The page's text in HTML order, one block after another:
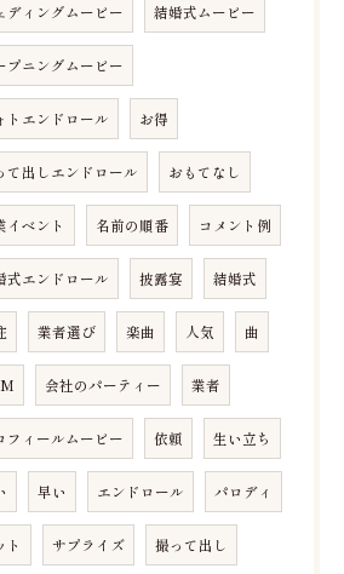
ディングムービー 結婚式ムービー
プニングムービー
トエンドロール お得
て出しエンドロール おもてなし
イベント 名前の順番 コメント例
式エンドロール 披露宴 結婚式
業者選び 楽曲 人気 曲
会社のパーティー 業者
フィールムービー 依頼 生い立ち
早い エンドロール パロディ
ト サプライズ 撮って出し